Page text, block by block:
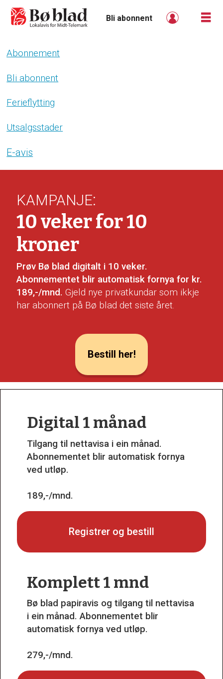
Bli abonnent
Bli
abonnent
boblad
Abonnement
Bli abonnent
Ferieflytting
Utsalgsstader
E-avis
KAMPANJE:
10 veker for 10
kroner
Prøv Bø blad digitalt i 10 veker.
Abonnementet blir automatisk fornya for kr.
189,-/mnd.Gjeld nye privatkundar som ikkje
har abonnert på Bø blad det siste året.
Bestill her!
Digital 1 månad
Tilgang til nettavisa i ein månad.
Abonnementet blir automatisk fornya
ved utløp.
189,-/mnd.
Registrer og bestill
Komplett 1 mnd
Bø blad papiravis og tilgang til nettavisa
i ein månad. Abonnementet blir
automatisk fornya ved utløp.
279,-/mnd.